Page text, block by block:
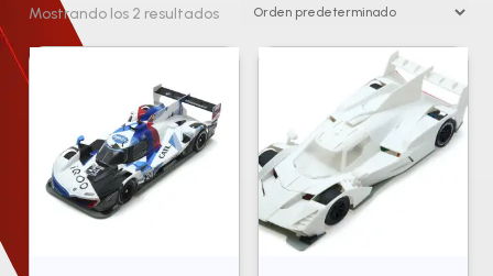
Mostrando los 2 resultados